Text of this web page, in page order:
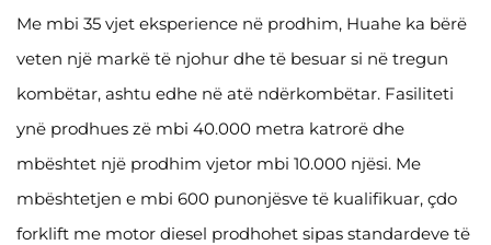
Me mbi 35 vjet eksperience në prodhim, Huahe ka bërë
veten një markë të njohur dhe të besuar si në tregun
kombëtar, ashtu edhe në atë ndërkombëtar. Fasiliteti
ynë prodhues zë mbi 40.000 metra katrorë dhe
mbështet një prodhim vjetor mbi 10.000 njësi. Me
mbështetjen e mbi 600 punonjësve të kualifikuar, çdo
forklift me motor diesel prodhohet sipas standardeve të